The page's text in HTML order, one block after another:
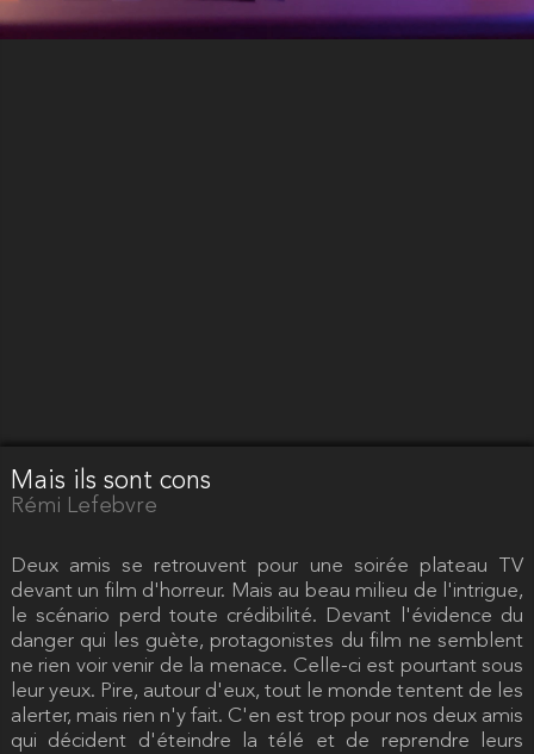
Mais ils sont cons
Rémi Lefebvre
Deux amis se retrouvent pour une soirée plateau TV
devant un film d'horreur. Mais au beau milieu de l'intrigue,
le scénario perd toute crédibilité. Devant l'évidence du
danger qui les guète, protagonistes du film ne semblent
ne rien voir venir de la menace. Celle-ci est pourtant sous
leur yeux. Pire, autour d'eux, tout le monde tentent de les
alerter, mais rien n'y fait. C'en est trop pour nos deux amis
qui décident d'éteindre la télé et de reprendre leurs